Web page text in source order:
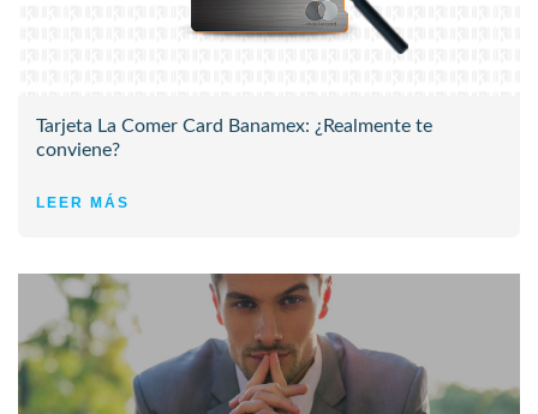
Tarjeta La Comer Card Banamex: ¿Realmente te
conviene?
LEER MÁS